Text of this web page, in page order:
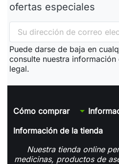
ofertas especiales
Puede darse de baja en
consulte nuestra
legal.
Cómo comprar arrow_drop_down
Información de la tienda
Nuestra tienda online
medicinas, productos de